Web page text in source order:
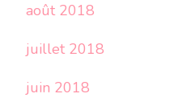
août 2018
juillet 2018
juin 2018